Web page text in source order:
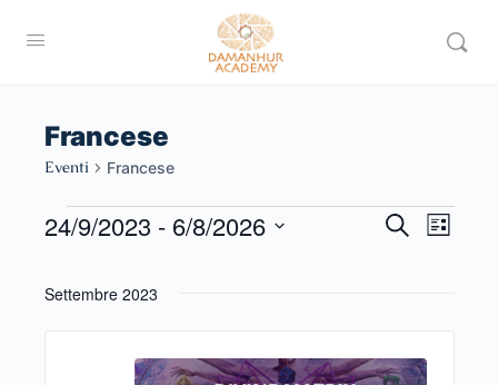
Francese
Eventi Francese
Eventi
viste
Cerca
Lista
24/9/2023 - 6/8/2026
la
Settembre 2023